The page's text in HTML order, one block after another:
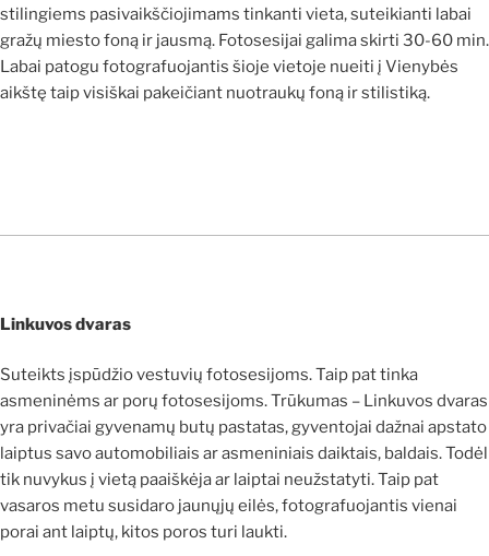
stilingiems pasivaikščiojimams tinkanti vieta, suteikianti labai
gražų miesto foną ir jausmą. Fotosesijai galima skirti 30-60 min.
Labai patogu fotografuojantis šioje vietoje nueiti į Vienybės
aikštę taip visiškai pakeičiant nuotraukų foną ir stilistiką.
Linkuvos dvaras
Suteikts įspūdžio vestuvių fotosesijoms. Taip pat tinka
asmeninėms ar porų fotosesijoms. Trūkumas – Linkuvos dvaras
yra privačiai gyvenamų butų pastatas, gyventojai dažnai apstato
laiptus savo automobiliais ar asmeniniais daiktais, baldais. Todėl
tik nuvykus į vietą paaiškėja ar laiptai neužstatyti. Taip pat
vasaros metu susidaro jaunųjų eilės, fotografuojantis vienai
porai ant laiptų, kitos poros turi laukti.